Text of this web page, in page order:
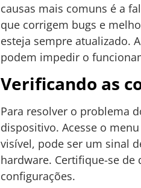
causas mais comuns é a
que corrigem bugs e
esteja sempre atualizado.
podem impedir o
Verificando as
Para resolver o problema
dispositivo. Acesse o
visível, pode ser um sinal
hardware. Certifique-se
configurações.